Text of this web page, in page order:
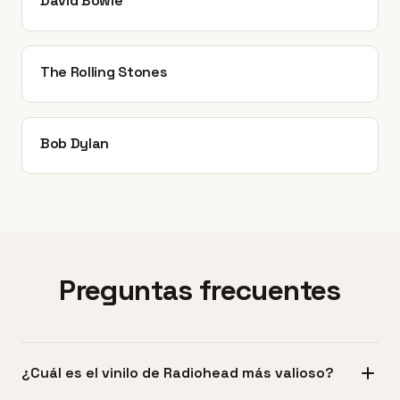
The Rolling Stones
Bob Dylan
Preguntas frecuentes
¿Cuál es el vinilo de Radiohead más valioso?